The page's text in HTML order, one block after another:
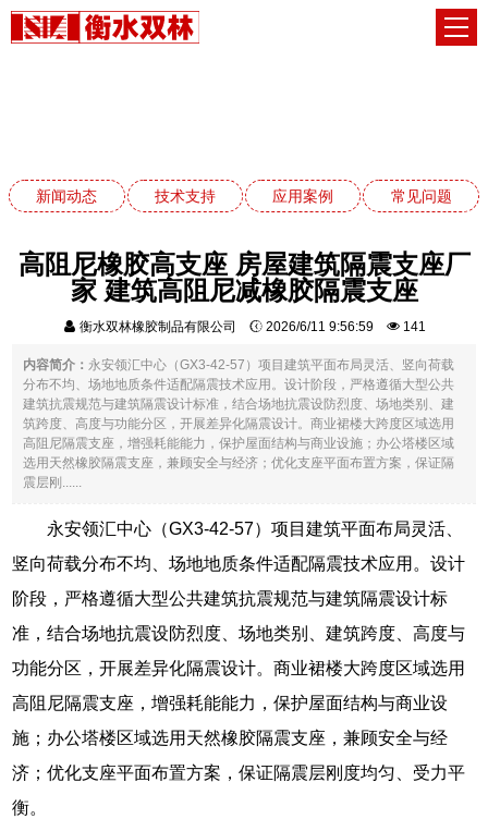
新闻动态 技术支持 应用案例 常见问题
高阻尼橡胶高支座 房屋建筑隔震支座厂
家 建筑高阻尼减橡胶隔震支座
衡水双林橡胶制品有限公司 2026/6/11 9:56:59 141
内容简介： 永安领汇中心（GX3-42-57）项目建筑平面布局灵活、竖向荷载
分布不均、场地地质条件适配隔震技术应用。设计阶段，严格遵循大型公共
建筑抗震规范与建筑隔震设计标准，结合场地抗震设防烈度、场地类别、建
筑跨度、高度与功能分区，开展差异化隔震设计。商业裙楼大跨度区域选用
高阻尼隔震支座，增强耗能能力，保护屋面结构与商业设施；办公塔楼区域
选用天然橡胶隔震支座，兼顾安全与经济；优化支座平面布置方案，保证隔
震层刚......
永安领汇中心（GX3-42-57）项目建筑平面布局灵活、
竖向荷载分布不均、场地地质条件适配隔震技术应用。设计
阶段，严格遵循大型公共建筑抗震规范与建筑隔震设计标
准，结合场地抗震设防烈度、场地类别、建筑跨度、高度与
功能分区，开展差异化隔震设计。商业裙楼大跨度区域选用
高阻尼隔震支座，增强耗能能力，保护屋面结构与商业设
施；办公塔楼区域选用天然橡胶隔震支座，兼顾安全与经
济；优化支座平面布置方案，保证隔震层刚度均匀、受力平
衡。